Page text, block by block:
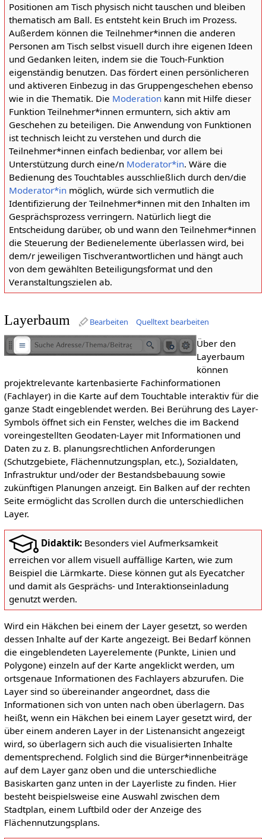
Positionen am Tisch physisch nicht tauschen und bleiben
thematisch am Ball. Es entsteht kein Bruch im Prozess.
Außerdem können die Teilnehmer*innen die anderen
Personen am Tisch selbst visuell durch ihre eigenen Ideen
und Gedanken leiten, indem sie die Touch-Funktion
eigenständig benutzen. Das fördert einen persönlicheren
und aktiveren Einbezug in das Gruppengeschehen ebenso
wie in die Thematik. Die Moderationkann mit Hilfe dieser
Funktion Teilnehmer*innen ermuntern, sich aktiv am
Geschehen zu beteiligen. Die Anwendung von Funktionen
ist technisch leicht zu verstehen und durch die
Teilnehmer*innen einfach bedienbar, vor allem bei
Unterstützung durch eine/n Moderator*in. Wäre die
Bedienung des Touchtables ausschließlich durch den/die
Moderator*inmöglich, würde sich vermutlich die
Identifizierung der Teilnehmer*innen mit den Inhalten im
Gesprächsprozess verringern. Natürlich liegt die
Entscheidung darüber, ob und wann den Teilnehmer*innen
die Steuerung der Bedienelemente überlassen wird, bei
dem/r jeweiligen Tischverantwortlichen und hängt auch
von dem gewählten Beteiligungsformat und den
Veranstaltungszielen ab.
Layerbaum Bearbeiten Quelltext bearbeiten
Über den
Layerbaum
können
projektrelevante kartenbasierte Fachinformationen
(Fachlayer) in die Karte auf dem Touchtable interaktiv für die
ganze Stadt eingeblendet werden. Bei Berührung des Layer-
Symbols öffnet sich ein Fenster, welches die im Backend
voreingestellten Geodaten-Layer mit Informationen und
Daten zu z. B. planungsrechtlichen Anforderungen
(Schutzgebiete, Flächennutzungsplan, etc.), Sozialdaten,
Infrastruktur und/oder der Bestandsbebauung sowie
zukünftigen Planungen anzeigt. Ein Balken auf der rechten
Seite ermöglicht das Scrollen durch die unterschiedlichen
Layer.
Didaktik:Besonders viel Aufmerksamkeit
erreichen vor allem visuell auffällige Karten, wie zum
Beispiel die Lärmkarte. Diese können gut als Eyecatcher
und damit als Gesprächs- und Interaktionseinladung
genutzt werden.
Wird ein Häkchen bei einem der Layer gesetzt, so werden
dessen Inhalte auf der Karte angezeigt. Bei Bedarf können
die eingeblendeten Layerelemente (Punkte, Linien und
Polygone) einzeln auf der Karte angeklickt werden, um
ortsgenaue Informationen des Fachlayers abzurufen. Die
Layer sind so übereinander angeordnet, dass die
Informationen sich von unten nach oben überlagern. Das
heißt, wenn ein Häkchen bei einem Layer gesetzt wird, der
über einem anderen Layer in der Listenansicht angezeigt
wird, so überlagern sich auch die visualisierten Inhalte
dementsprechend. Folglich sind die Bürger*innenbeiträge
auf dem Layer ganz oben und die unterschiedliche
Basiskarten ganz unten in der Layerliste zu finden. Hier
besteht beispielsweise eine Auswahl zwischen dem
Stadtplan, einem Luftbild oder der Anzeige des
Flächennutzungsplans.